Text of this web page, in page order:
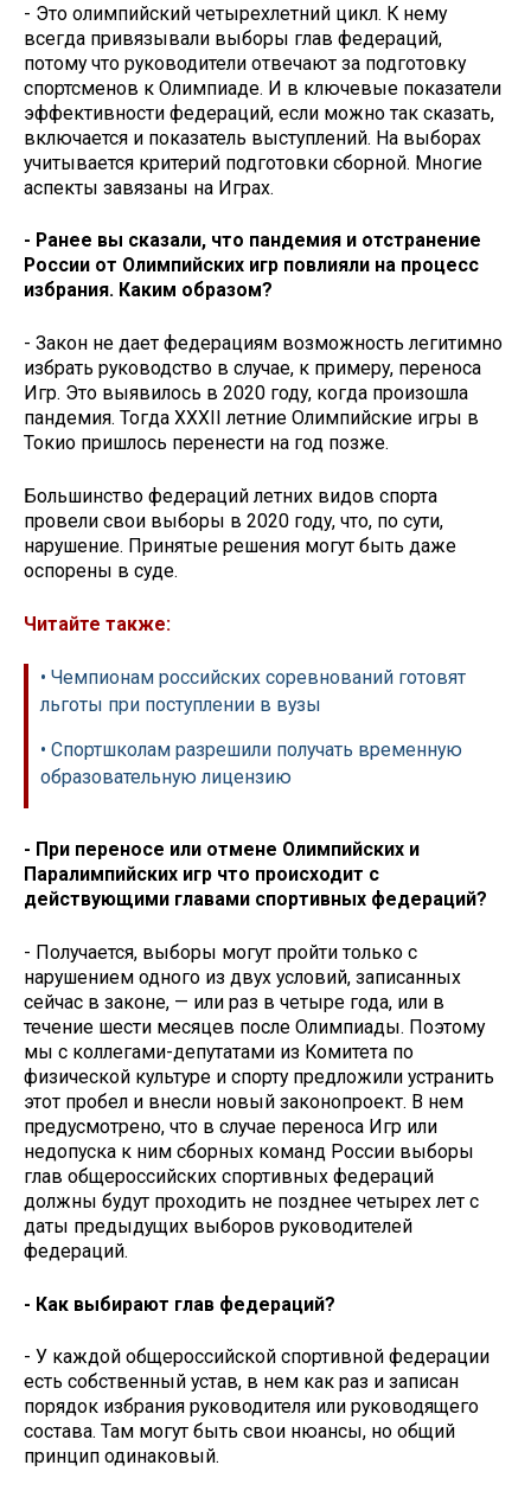
- Это олимпийский четырехлетний цикл. К нему
всегда привязывали выборы глав федераций,
потому что руководители отвечают за подготовку
спортсменов к Олимпиаде. И в ключевые показатели
эффективности федераций, если можно так сказать,
включается и показатель выступлений. На выборах
учитывается критерий подготовки сборной. Многие
аспекты завязаны на Играх.
- Ранее вы сказали, что пандемия и отстранение
России от Олимпийских игр повлияли на процесс
избрания. Каким образом?
- Закон не дает федерациям возможность легитимно
избрать руководство в случае, к примеру, переноса
Игр. Это выявилось в 2020 году, когда произошла
пандемия. Тогда XXXII летние Олимпийские игры в
Токио пришлось перенести на год позже.
Большинство федераций летних видов спорта
провели свои выборы в 2020 году, что, по сути,
нарушение. Принятые решения могут быть даже
оспорены в суде.
Читайте также:
• Чемпионам российских соревнований готовят
льготы при поступлении в вузы
• Спортшколам разрешили получать временную
образовательную лицензию
- При переносе или отмене Олимпийских и
Паралимпийских игр что происходит с
действующими главами спортивных федераций?
- Получается, выборы могут пройти только с
нарушением одного из двух условий, записанных
сейчас в законе, — или раз в четыре года, или в
течение шести месяцев после Олимпиады. Поэтому
мы с коллегами-депутатами из Комитета по
физической культуре и спорту предложили устранить
этот пробел и внесли новый законопроект. В нем
предусмотрено, что в случае переноса Игр или
недопуска к ним сборных команд России выборы
глав общероссийских спортивных федераций
должны будут проходить не позднее четырех лет с
даты предыдущих выборов руководителей
федераций.
- Как выбирают глав федераций?
- У каждой общероссийской спортивной федерации
есть собственный устав, в нем как раз и записан
порядок избрания руководителя или руководящего
состава. Там могут быть свои нюансы, но общий
принцип одинаковый.